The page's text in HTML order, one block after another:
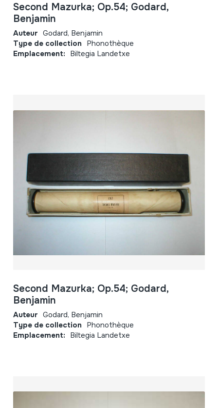
Second Mazurka; Op.54; Godard,
Benjamin
Auteur Godard, Benjamin
Type de collection Phonothèque
Emplacement: Biltegia Landetxe
Second Mazurka; Op.54; Godard,
Benjamin
Auteur Godard, Benjamin
Type de collection Phonothèque
Emplacement: Biltegia Landetxe